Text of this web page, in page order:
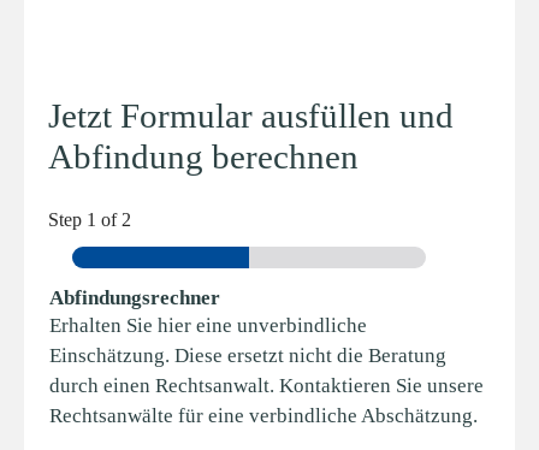
Jetzt Formular ausfüllen und
Abfindung berechnen
Step 1 of 2
Abfindungsrechner
Erhalten Sie hier eine unverbindliche
Einschätzung. Diese ersetzt nicht die Beratung
durch einen Rechtsanwalt. Kontaktieren Sie unsere
Rechtsanwälte für eine verbindliche Abschätzung.